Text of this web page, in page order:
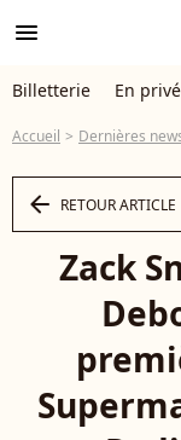
menu
Billetterie En
Accueil Dernières
arrow_left RETOUR ARTICLE
Zack